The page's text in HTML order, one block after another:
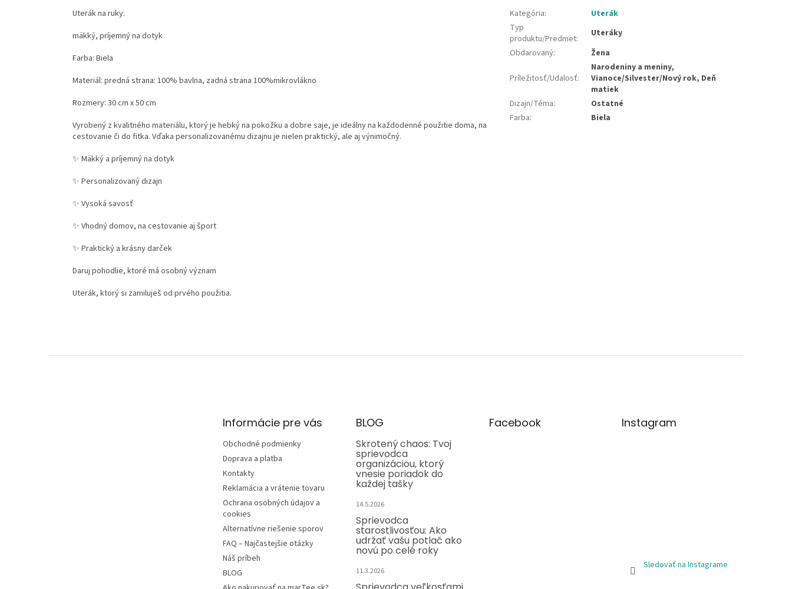
Uterák na ruky:
mäkký, príjemný na dotyk
Farba: Biela
Materiál: predná strana: 100% bavlna, zadná strana 100%mikrovlákno
Rozmery: 30 cm x 50 cm
Vyrobený z kvalitného materiálu, ktorý je hebký na pokožku a dobre saje, je ideálny na každodenné použitie doma, na
cestovanie či do fitka. Vďaka personalizovanému dizajnu je nielen praktický, ale aj výnimočný.
✨ Mäkký a príjemný na dotyk
✨ Personalizovaný dizajn
✨ Vysoká savosť
✨ Vhodný domov, na cestovanie aj šport
✨ Praktický a krásny darček
Daruj pohodlie, ktoré má osobný význam
Uterák, ktorý si zamiluješ od prvého použitia.
Kategória:
Uterák
Typ
produktu/Predmet:
Uteráky
Obdarovaný: Žena
Príležitosť/Udalosť:
Narodeniny a meniny,
Vianoce/Silvester/Nový rok, Deň
matiek
Dizajn/Téma:
Ostatné
Farba: Biela
Informácie pre vás
Obchodné podmienky
Doprava a platba
Kontakty
Reklamácia a vrátenie tovaru
Ochrana osobných údajov a
cookies
Alternatívne riešenie sporov
FAQ – Najčastejšie otázky
Náš príbeh
BLOG
BLOG
Skrotený chaos: Tvoj
sprievodca
organizáciou, ktorý
vnesie poriadok do
každej tašky
14.5.2026
Sprievodca
starostlivosťou: Ako
udržať vašu potlač ako
novú po celé roky
11.3.2026
Facebook Instagram
Sledovať na Instagrame